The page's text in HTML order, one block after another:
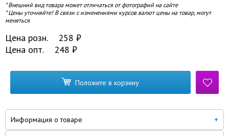
* Внешний вид товара может отличаться от фотографий на сайте
* Цены уточняйте! В связи с изменениями курсов валют цены на товар, могут
меняться
Цена розн. 258 ₽
Цена опт.
248 ₽
Положите в корзину
Информация о товаре